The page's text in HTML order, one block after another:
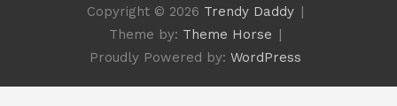
Copyright © 2026 Trendy Daddy
Theme by: Theme Horse
Proudly Powered by: WordPress